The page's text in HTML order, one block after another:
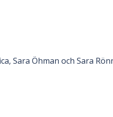
Sara Öhman och Sara